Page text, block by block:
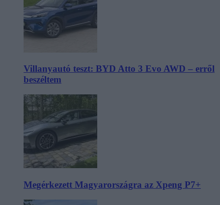
Villanyautó teszt: BYD Atto 3 Evo AWD – erről
beszéltem
Megérkezett Magyarországra az Xpeng P7+